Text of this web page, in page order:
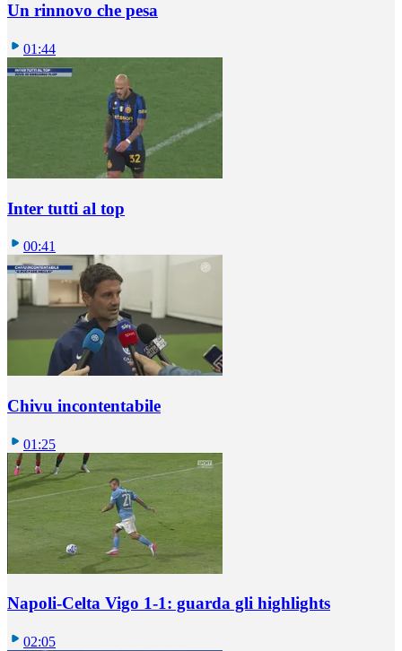
Un rinnovo che pesa
01:44
Inter tutti al top
00:41
Chivu incontentabile
01:25
Napoli-Celta Vigo 1-1: guarda gli highlights
02:05